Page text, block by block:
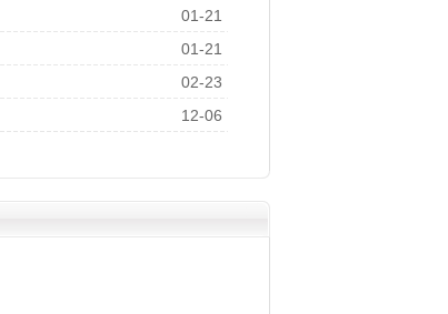
01-21
01-21
02-23
12-06